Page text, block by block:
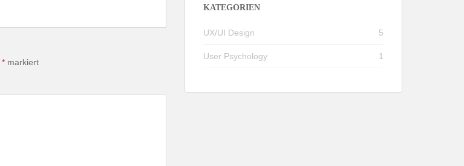
* markiert
KATEGORIEN
UX/UI Design 5
User Psychology 1